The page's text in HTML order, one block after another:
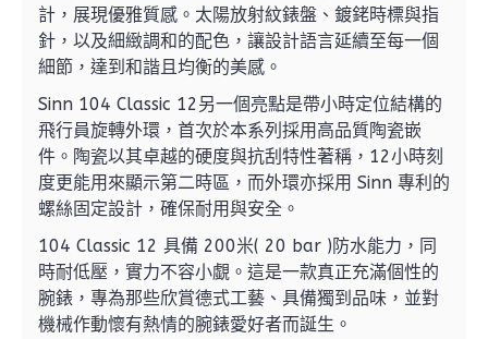
計，展現優雅質感。太陽放射紋錶盤、鍍銠時標與指
針，以及細緻調和的配色，讓設計語言延續至每一個
細節，達到和諧且均衡的美感。
Sinn 104 Classic 12另一個亮點是帶小時定位結構的
飛行員旋轉外環，首次於本系列採用高品質陶瓷嵌
件。陶瓷以其卓越的硬度與抗刮特性著稱，12小時刻
度更能用來顯示第二時區，而外環亦採用 Sinn 專利的
螺絲固定設計，確保耐用與安全。
104 Classic 12 具備 200米( 20 bar )防水能力，同
時耐低壓，實力不容小覷。這是一款真正充滿個性的
腕錶，專為那些欣賞德式工藝、具備獨到品味，並對
機械作動懷有熱情的腕錶愛好者而誕生。